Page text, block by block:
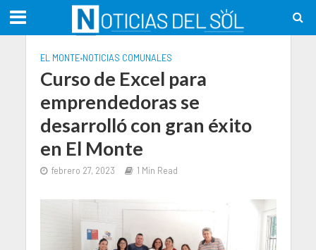
EL MONTE•NOTICIAS COMUNALES
Curso de Excel para
emprendedoras se
desarrolló con gran éxito
en El Monte
febrero 27, 2023 1 Min Read